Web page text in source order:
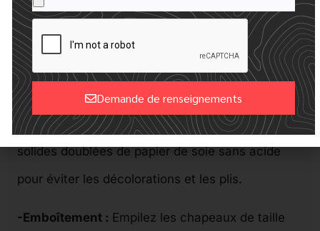
terme
En cas de stockage prolongé des
chapeaux à godets :
-Boîtes à chapeaux :Optez pour des boîtes
solides doublées de papier de soie sans acide
pour éviter les décolorations et les plis.
-Emboîtement : Empilez les chapeaux de taille
Demande de renseignements
Alternative: